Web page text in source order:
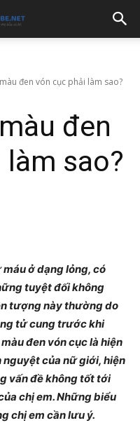
đen vón cục phải làm sao?
đen
sao?
ở dạng lỏng, có
tuyệt đối không
tượng này thường do
tử cung trước khi
đen vón cục là hiện
của nữ giới, hiện
vấn đề không tốt tới
chị em. Những biểu
chị em cần lưu ý.